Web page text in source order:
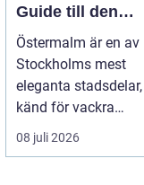
Guide till den
bästa
restaurangen på
Östermalm
Östermalm är en av
Stockholms mest
eleganta stadsdelar,
känd för vackra
kvarter,...
08 juli 2026